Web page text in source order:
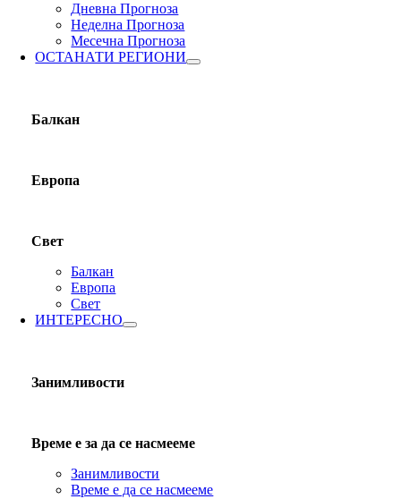
Дневна Прогноза
Неделна Прогноза
Месечна Прогноза
ОСТАНАТИ РЕГИОНИ
Балкан
Европа
Свет
Балкан
Европа
Свет
ИНТЕРЕСНО
Занимливости
Време е за да се насмееме
Занимливости
Време е да се насмееме